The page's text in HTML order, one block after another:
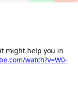
might help you in
watch?v=W0-